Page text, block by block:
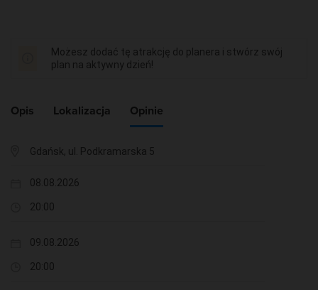
Możesz dodać tę atrakcję do planera i stwórz swój
plan na aktywny dzień!
Opis Lokalizacja Opinie
Gdańsk, ul. Podkramarska 5
08.08.2026
20:00
09.08.2026
20:00